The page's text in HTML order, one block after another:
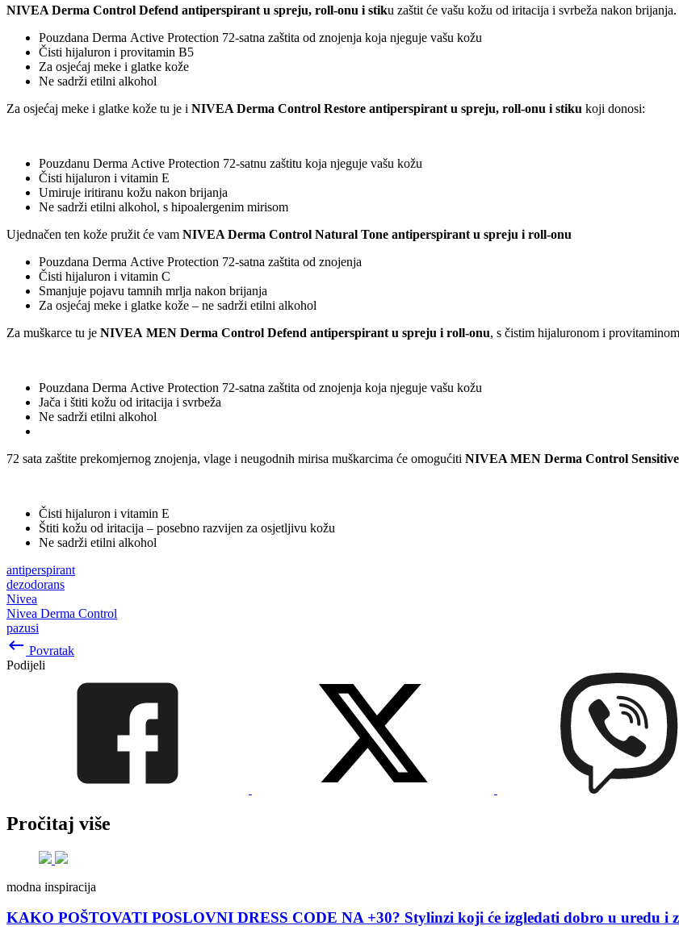
NIVEA Derma Control Defend antiperspirant u spreju, roll-onu i stiku zaštit će vašu kožu od iritacija i svrbeža nakon brijanja.
Pouzdana Derma Active Protection 72-satna zaštita od znojenja koja njeguje vašu kožu
Čisti hijaluron i provitamin B5
Za osjećaj meke i glatke kože
Ne sadrži etilni alkohol
Za osjećaj meke i glatke kože tu je i NIVEA Derma Control Restore antiperspirant u spreju, roll-onu i stiku koji donosi:
Pouzdanu Derma Active Protection 72-satnu zaštitu koja njeguje vašu kožu
Čisti hijaluron i vitamin E
Umiruje iritiranu kožu nakon brijanja
Ne sadrži etilni alkohol, s hipoalergenim mirisom
Ujednačen ten kože pružit će vam NIVEA Derma Control Natural Tone antiperspirant u spreju i roll-onu
Pouzdana Derma Active Protection 72-satna zaštita od znojenja
Čisti hijaluron i vitamin C
Smanjuje pojavu tamnih mrlja nakon brijanja
Za osjećaj meke i glatke kože – ne sadrži etilni alkohol
Za muškarce tu je NIVEA MEN Derma Control Defend antiperspirant u spreju i roll-onu, s čistim hijaluronom i
Pouzdana Derma Active Protection 72-satna zaštita od znojenja koja njeguje vašu kožu
Jača i štiti kožu od iritacija i svrbeža
Ne sadrži etilni alkohol
72 sata zaštite prekomjernog znojenja, vlage i neugodnih mirisa muškarcima će omogućiti NIVEA MEN Derma Control
Čisti hijaluron i vitamin E
Štiti kožu od iritacija – posebno razvijen za osjetljivu kožu
Ne sadrži etilni alkohol
antiperspirant
dezodorans
Nivea
Nivea Derma Control
pazusi
keyboard_backspace Povratak
Podijeli
Pročitaj više
modna inspiracija
KAKO POŠTOVATI POSLOVNI DRESS CODE NA +30? Stylinzi koji će izgledati dobro u uredu i